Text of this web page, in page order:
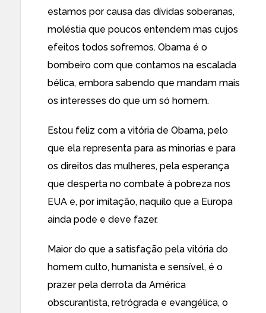
estamos por causa das dívidas soberanas,
moléstia que poucos entendem mas cujos
efeitos todos sofremos. Obama é o
bombeiro com que contamos na escalada
bélica, embora sabendo que mandam mais
os interesses do que um só homem.
Estou feliz com a vitória de Obama, pelo
que ela representa para as minorias e para
os direitos das mulheres, pela esperança
que desperta no combate à pobreza nos
EUA e, por imitação, naquilo que a Europa
ainda pode e deve fazer.
Maior do que a satisfação pela vitória do
homem culto, humanista e sensível, é o
prazer pela derrota da América
obscurantista, retrógrada e evangélica, o